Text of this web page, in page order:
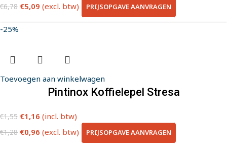
€6,78 €5,09 (excl. btw) PRIJSOPGAVE AANVRAGEN
-25%
Toevoegen aan winkelwagen
Pintinox Koffielepel Stresa
€1,55 €1,16 (incl. btw)
€1,28 €0,96 (excl. btw) PRIJSOPGAVE AANVRAGEN